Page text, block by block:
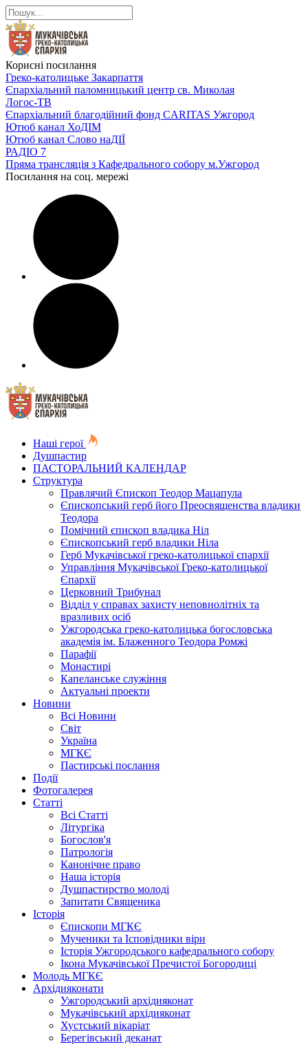
Корисні посилання
Греко-католицьке Закарпаття
Єпархіальний паломницький центр св. Миколая
Логос-ТВ
Єпархіальний благодійний фонд CARITAS Ужгород
Ютюб канал ХоДІМ
Ютюб канал Слово наДІЇ
РАДІО 7
Пряма трансляція з Кафедрального собору м.Ужгород
Посилання на соц. мережі
Наші герої
Душпастир
ПАСТОРАЛЬНИЙ КАЛЕНДАР
Структура
Правлячий Єпископ Теодор Мацапула
Єпископський герб його Преосвященства владики
Теодора
Помічний єпископ владика Ніл
Єпископський герб владики Ніла
Герб Мукачівської греко-католицької єпархії
Управління Мукачівської Греко-католицької
Єпархії
Церковний Трибунал
Відділ у справах захисту неповнолітніх та
вразливих осіб
Ужгородська греко-католицька богословська
академія ім. Блаженного Теодора Ромжі
Парафії
Монастирі
Капеланське служіння
Актуальні проекти
Новини
Всі Новини
Світ
Україна
МГКЄ
Пастирські послання
Події
Фотогалерея
Статті
Всі Статті
Літургіка
Богослов'я
Патрологія
Канонічне право
Наша історія
Душпастирство молоді
Запитати Священика
Історія
Єпископи МГКЄ
Мученики та Ісповідники віри
Історія Ужгородського кафедрального собору
Ікона Мукачівської Пречистої Богородиці
Молодь МГКЄ
Архідияконати
Ужгородський архідияконат
Мукачівський архідияконат
Хустський вікаріат
Берегівський деканат